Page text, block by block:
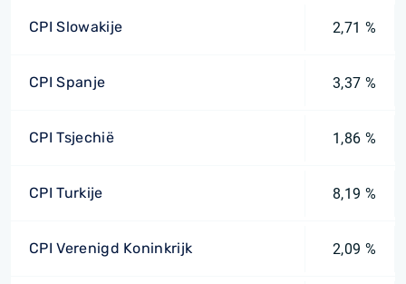
CPI Slowakije 2,71 %
CPI Spanje 3,37 %
CPI Tsjechië 1,86 %
CPI Turkije 8,19 %
CPI Verenigd Koninkrijk 2,09 %